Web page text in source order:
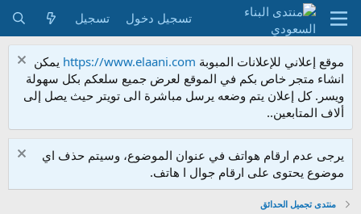
تسجيل دخول تسجيل
موقع إعلاني للإعلانات المبوبة https://www.elaani.com يمكن
انشاء متجر خاص بكم في الموقع لعرض جميع سلعكم بكل سهولة
ويسر. كل إعلان يتم وضعه يرسل مباشرة الى تويتر حيث يصل إلى
ألاف المتابعين..
يرجى عدم ارقام هواتف في عنوان الموضوع، وسيتم حذف اي
موضوع يحتوى على ارقام جوال ا هاتف.
منتدى تجميل الحدائق